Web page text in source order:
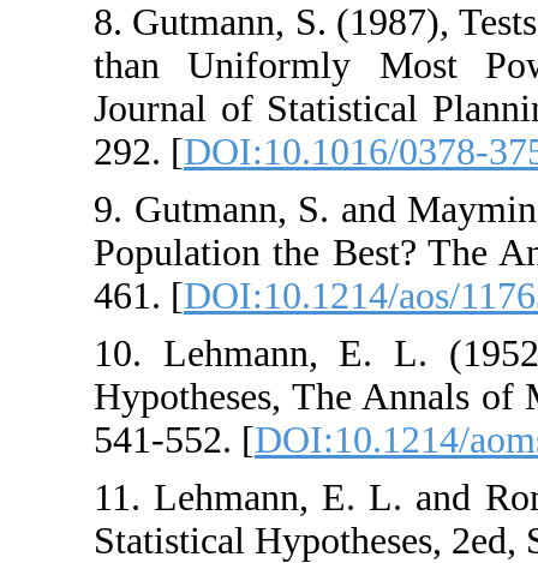
8. ‎Gutmann‎, ‎S‎.
than Uniformly
Journal of
292‎. [
9. ‎Gutmann‎, ‎S‎.
Population the
461‎. [
10. ‎Lehmann‎,
H‎ypotheses, The
‎541-552‎. [
11. ‎Lehmann‎, ‎E‎.
Statistical